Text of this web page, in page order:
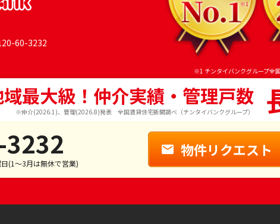
60-3232
※1 チンタイバンクグループ全
最大級！仲介実績・管理戸数
※仲介(2026.1)、管理(2026.8)発表 全国賃貸住宅新聞調べ（チンタイバンクグループ）
(1～3月は無休で営業)
物件リクエスト